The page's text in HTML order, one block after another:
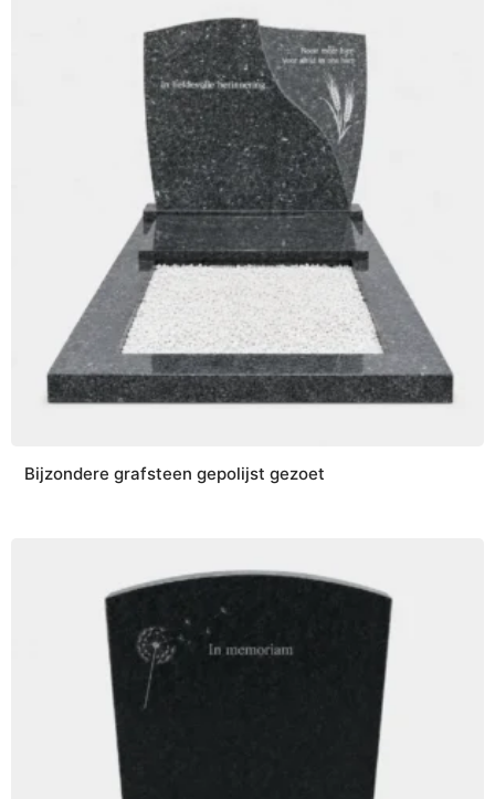
Bijzondere grafsteen gepolijst gezoet